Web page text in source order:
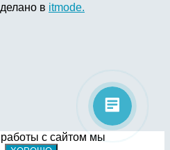
в itmode.
с сайтом мы